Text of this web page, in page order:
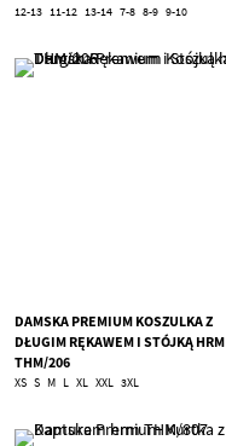
12-13 11-12 13-14 7-8 8-9 9-10
DAMSKA PREMIUM KOSZULKA Z
DŁUGIM RĘKAWEM I STÓJKĄ HRM
THM/206
XS S M L XL XXL 3XL